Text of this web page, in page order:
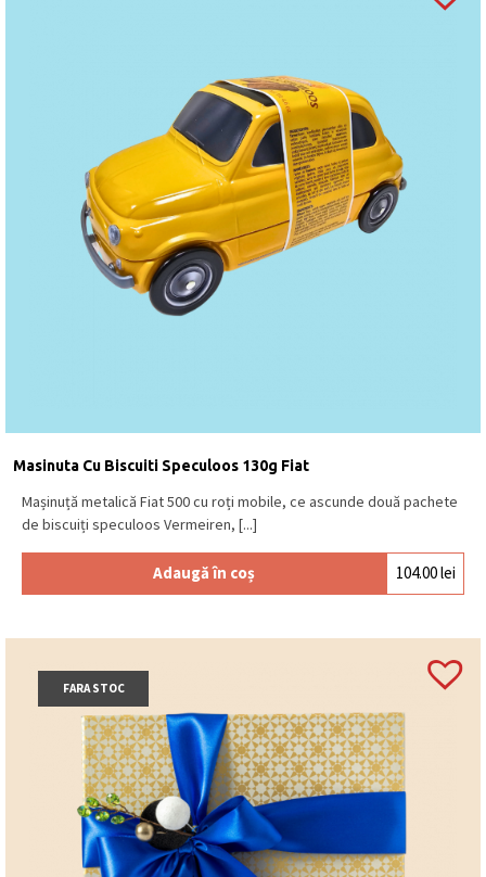
Masinuta Cu Biscuiti Speculoos 130g Fiat
Mașinuță metalică Fiat 500 cu roți mobile, ce ascunde două pachete
de biscuiți speculoos Vermeiren, [...]
Adaugă în coș 104.00lei
FARA STOC